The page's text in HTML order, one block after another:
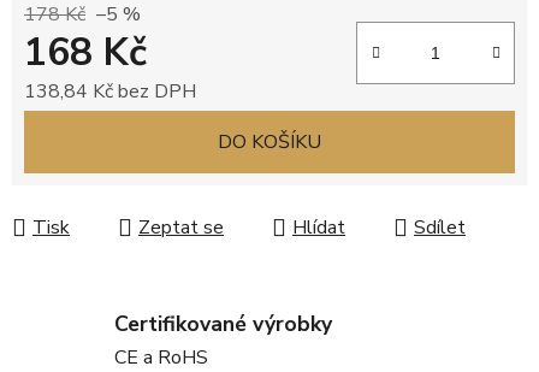
178 Kč –5 %
168 Kč
138,84 Kč bez DPH
DO KOŠÍKU
Tisk Zeptat se Hlídat Sdílet
Certifikované výrobky
CE a RoHS